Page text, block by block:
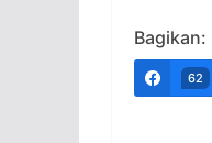
Bagikan:
62